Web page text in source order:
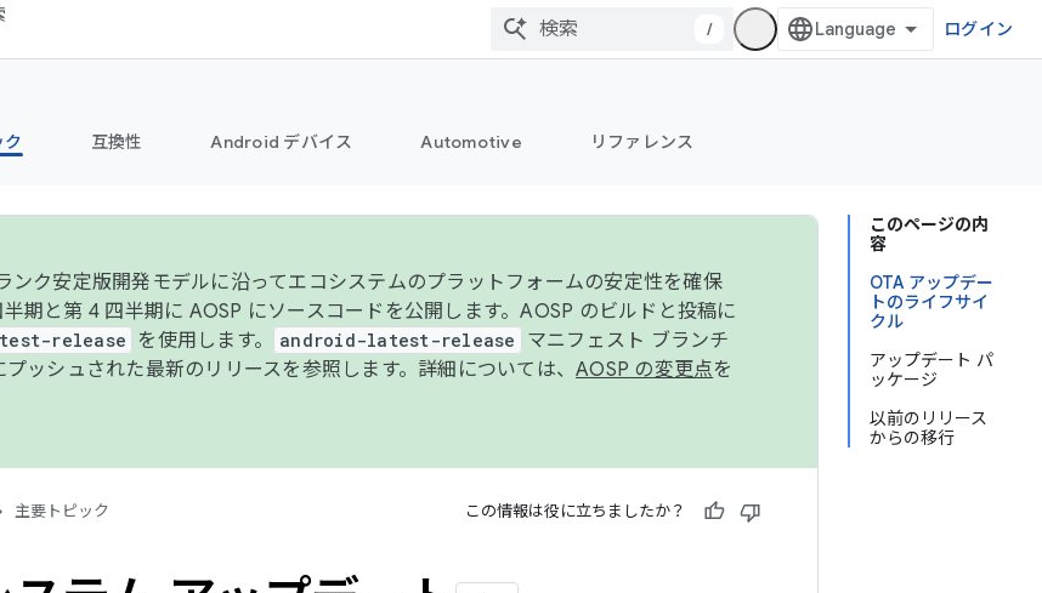
/ ログイン
ク 互換性 Android デバイス Automotive リファレンス
このページの内
容
OTA アップデー
トのライフサイ
クル
アップデート パ
ッケージ
以前のリリース
からの移行
ンク安定版開発モデルに沿ってエコシステムのプラットフォームの安定性を確保
期と第 4 四半期に AOSP にソースコードを公開します。AOSP のビルドと投稿に
release を使用します。 android-latest-release
マニフェスト ブランチ
ッシュされた最新のリリースを参照します。詳細については、 AOSP の変更点を
主要トピック この情報は役に立ちましたか？